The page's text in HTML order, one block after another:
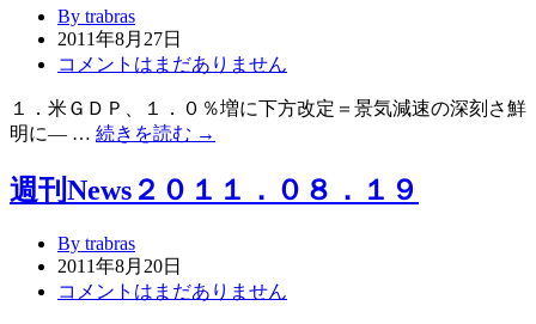
By trabras
2011年8月27日
コメントはまだありません
１．米ＧＤＰ、１．０％増に下方改定＝景気減速の深刻さ鮮
明に― … 続きを読む →
週刊News２０１１．０８．１９
By trabras
2011年8月20日
コメントはまだありません